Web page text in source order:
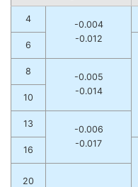
4
-0.004
-0.012
6
8
-0.005
-0.014
10
13
-0.006
-0.017
16
20